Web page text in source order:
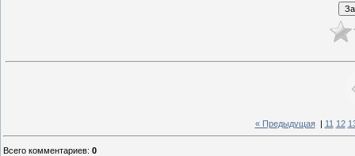
« Предыдущая| 11 12
Всего комментариев: 0